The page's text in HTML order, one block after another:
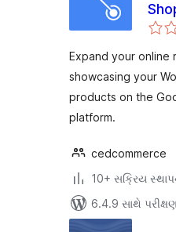
for
Expand your online
showcasing your
products on the
platform.
cedcommerce
10+ સક્રિય
6.4.9 સાથે